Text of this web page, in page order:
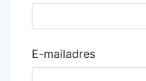
E-mailadres